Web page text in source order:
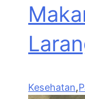
Kesehatan,